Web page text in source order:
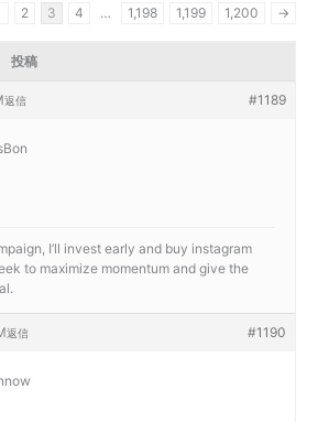
2 3 4 … 1,198 1,199 1,200 →
投稿
#1189
返信
I’ll invest early and buy instagram
to maximize momentum and give the
#1190
返信